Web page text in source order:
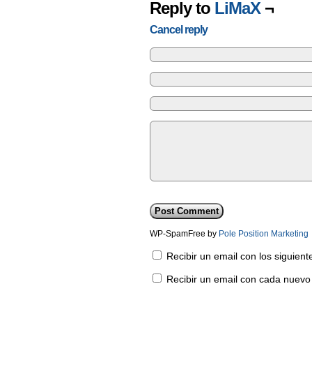
Reply to LiMaX ¬
Cancel reply
WP-SpamFree by Pole Position Marketing
Recibir un email con los
Recibir un email con cada